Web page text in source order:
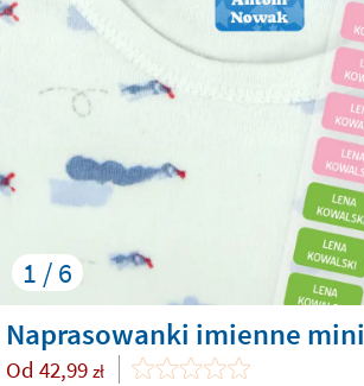
1 / 6
Naprasowanki imienne mini
Od 42,99 zł